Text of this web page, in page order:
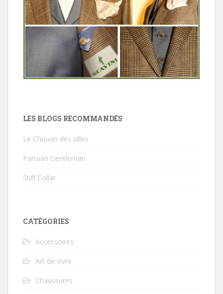
LES BLOGS RECOMMANDÉS
Le Chouan des villes
Parisian Gentleman
Stiff Collar
CATÉGORIES
Accessoires
Art de vivre
Chaussures